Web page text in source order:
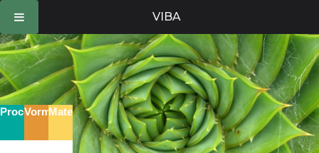
VIBA
de
inhoud
ProcesVormMaterie